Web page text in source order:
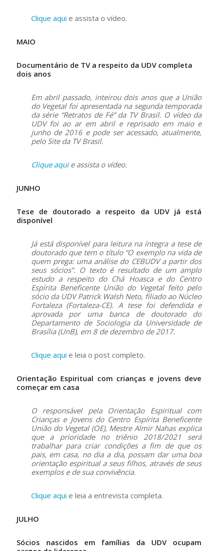
Clique aqui e assista o vídeo.
MAIO
Documentário de TV a respeito da UDV completa
dois anos
Em abril passado, inteirou dois anos que a União
do Vegetal foi apresentada na segunda temporada
da série “Retratos de Fé” da TV Brasil. O vídeo da
UDV foi ao ar em abril e reprisado em maio e
junho de 2016 e pode ser acessado, atualmente,
pelo Site da TV Brasil.
Clique aquie assista o vídeo.
JUNHO
Tese de doutorado a respeito da UDV já está
disponível
Já está disponível para leitura na íntegra a tese de
doutorado que tem o título “O exemplo na vida de
quem prega: uma análise do CEBUDV a partir dos
seus sócios”. O texto é resultado de um amplo
estudo a respeito do Chá Hoasca e do Centro
Espírita Beneficente União do Vegetal feito pelo
sócio da UDV Patrick Walsh Neto, filiado ao Núcleo
Fortaleza (Fortaleza-CE). A tese foi defendida e
aprovada por uma banca de doutorado do
Departamento de Sociologia da Universidade de
Brasília (UnB), em 8 de dezembro de 2017.
Clique aqui e leia o post completo.
Orientação Espiritual com crianças e jovens deve
começar em casa
O responsável pela Orientação Espiritual com
Crianças e Jovens do Centro Espírita Beneficente
União do Vegetal (OE), Mestre Almir Nahas explica
que a prioridade no triênio 2018/2021 será
trabalhar para criar condições a fim de que os
pais, em casa, no dia a dia, possam dar uma boa
orientação espiritual a seus filhos, através de seus
exemplos e de sua convivência.
Clique aqui e leia a entrevista completa.
JULHO
Sócios nascidos em famílias da UDV ocupam